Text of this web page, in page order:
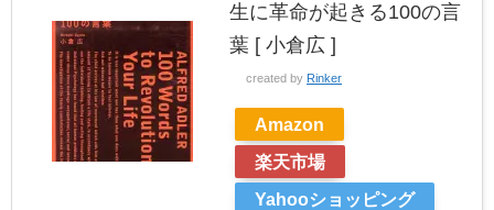
生に革命が起きる100の言
葉 [ 小倉広 ]
created by Rinker
Amazon
楽天市場
Yahooショッピング